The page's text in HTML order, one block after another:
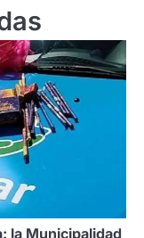
la Municipalidad